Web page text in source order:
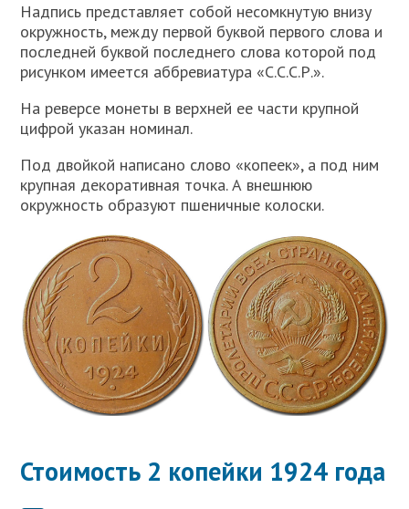
Надпись представляет собой несомкнутую внизу
окружность, между первой буквой первого слова и
последней буквой последнего слова которой под
рисунком имеется аббревиатура «С.С.С.Р.».
На реверсе монеты в верхней ее части крупной
цифрой указан номинал.
Под двойкой написано слово «копеек», а под ним
крупная декоративная точка. А внешнюю
окружность образуют пшеничные колоски.
Стоимость 2 копейки 1924 года